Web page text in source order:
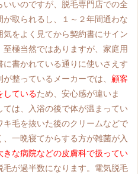
いいのですが、脱毛専門店での全
取られるし、１～２年間通わな
をよく見てから契約書にサイン
極当然ではありますが、家庭用
書かれている通りに使いさえす
整っているメーカーでは、 顧客
しているため、安心感が違いま
は、入浴の後で体が温まってい
毛を抜いた後のクリームなどで
一晩寝てからする方が雑菌が入
きな病院などの皮膚科で扱ってい
毛が過半数になります。電気脱毛